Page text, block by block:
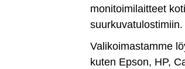
monitoimilaitteet
suurkuvatulostimiin.
Valikoimastamme
kuten Epson, HP,